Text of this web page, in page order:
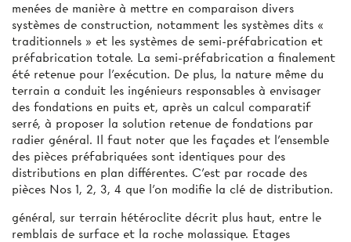
menées de manière à mettre en comparaison divers
systèmes de construction, notamment les systèmes dits «
traditionnels » et les systèmes de semi-préfabrication et
préfabrication totale. La semi-préfabrication a finalement
été retenue pour l'exécution. De plus, la nature même du
terrain a conduit les ingénieurs responsables à envisager
des fondations en puits et, après un calcul comparatif
serré, à proposer la solution retenue de fondations par
radier général. Il faut noter que les façades et l'ensemble
des pièces préfabriquées sont identiques pour des
distributions en plan différentes. C'est par rocade des
pièces Nos 1, 2, 3, 4 que l’on modifie la clé de distribution.
général, sur terrain hétéroclite décrit plus haut, entre le
remblais de surface et la roche molassique. Etages